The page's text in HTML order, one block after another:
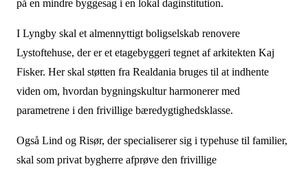
på en mindre byggesag i en lokal daginstitution.
I Lyngby skal et almennyttigt boligselskab renovere
Lystoftehuse, der er et etagebyggeri tegnet af arkitekten Kaj
Fisker. Her skal støtten fra Realdania bruges til at indhente
viden om, hvordan bygningskultur harmonerer med
parametrene i den frivillige bæredygtighedsklasse.
Også Lind og Risør, der specialiserer sig i typehuse til familier,
skal som privat bygherre afprøve den frivillige